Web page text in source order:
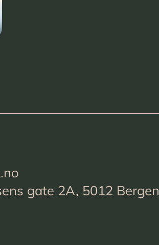
gate 2A, 5012 Bergen